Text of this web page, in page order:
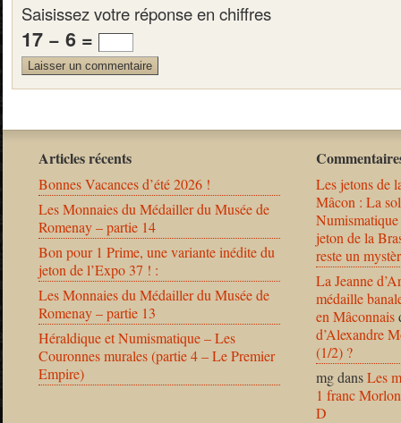
Saisissez votre réponse en chiffres
17 − 6 =
Articles récents
Bonnes Vacances d’été 2026 !
Les Monnaies du Médailler du Musée de
Romenay – partie 14
Bon pour 1 Prime, une variante inédite du
jeton de l’Expo 37 ! :
Les Monnaies du Médailler du Musée de
Romenay – partie 13
Héraldique et Numismatique – Les
Couronnes murales (partie 4 – Le Premier
Empire)
Les jetons de
Mâcon : La
jeton de la
reste un
La Jeanne
médaille
en Mâconnais
d’Alexandre
(1/2) ?
mgdansLes
1 franc
D